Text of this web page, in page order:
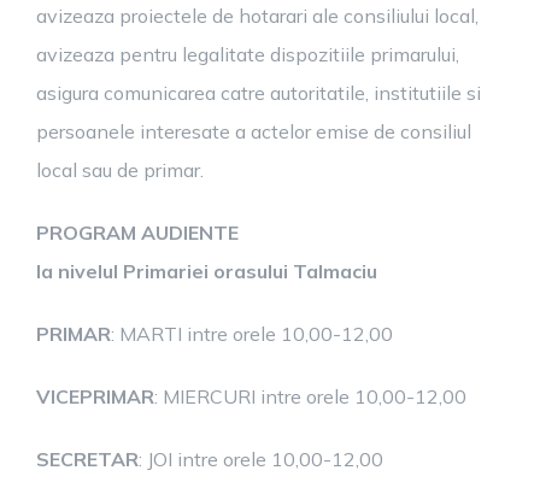
avizeaza proiectele de hotarari ale consiliului local,
avizeaza pentru legalitate dispozitiile primarului,
asigura comunicarea catre autoritatile, institutiile si
persoanele interesate a actelor emise de consiliul
local sau de primar.
PROGRAM AUDIENTE
la nivelul Primariei orasului Talmaciu
PRIMAR: MARTI intre orele 10,00-12,00
VICEPRIMAR: MIERCURI intre orele 10,00-12,00
SECRETAR: JOI intre orele 10,00-12,00